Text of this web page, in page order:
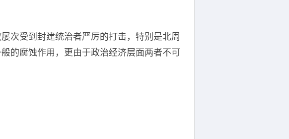
次受到封建统治者严厉的打击，特别是北周
的腐蚀作用，更由于政治经济层面两者不可